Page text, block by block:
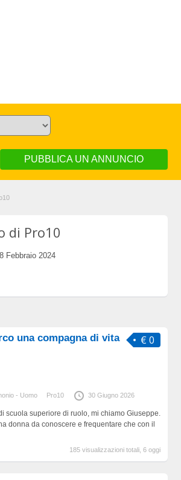
PUBBLICA UN ANNUNCIO
di Pro10
8 Febbraio 2024
€ 0
una compagna di vita
- Uomo Pro10 30 Giugno 2026
scuola superiore di ruolo, mi chiamo Giuseppe.
donna da conoscere e frequentare che con il
185 visualizzazioni totali, 6 oggi